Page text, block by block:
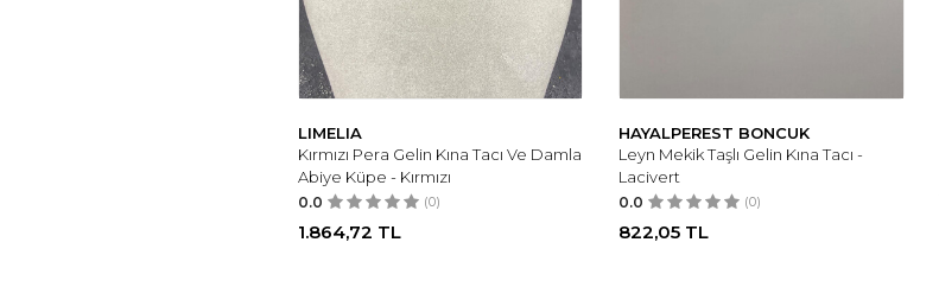
LIMELIA
Kırmızı Pera Gelin Kına Tacı Ve Damla
Abiye Küpe - Kırmızı
0.0 (0)
1.864,72 TL
HAYALPEREST BONCUK
Leyn Mekik Taşlı Gelin Kına Tacı -
Lacivert
0.0 (0)
822,05 TL